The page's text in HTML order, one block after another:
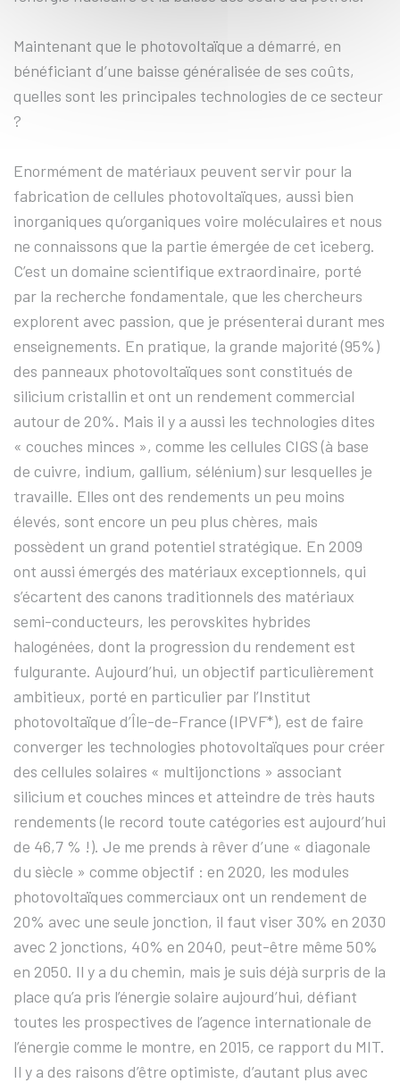
Maintenant que le photovoltaïque a démarré, en
bénéficiant d’une baisse généralisée de ses coûts,
quelles sont les principales technologies de ce secteur
?
Enormément de matériaux peuvent servir pour la
fabrication de cellules photovoltaïques, aussi bien
inorganiques qu’organiques voire moléculaires et nous
ne connaissons que la partie émergée de cet iceberg.
C’est un domaine scientifique extraordinaire, porté
par la recherche fondamentale, que les chercheurs
explorent avec passion, que je présenterai durant mes
enseignements. En pratique, la grande majorité (95%)
des panneaux photovoltaïques sont constitués de
silicium cristallin et ont un rendement commercial
autour de 20%. Mais il y a aussi les technologies dites
« couches minces », comme les cellules CIGS (à base
de cuivre, indium, gallium, sélénium) sur lesquelles je
travaille. Elles ont des rendements un peu moins
élevés, sont encore un peu plus chères, mais
possèdent un grand potentiel stratégique. En 2009
ont aussi émergés des matériaux exceptionnels, qui
s’écartent des canons traditionnels des matériaux
semi-conducteurs, les perovskites hybrides
halogénées, dont la progression du rendement est
fulgurante. Aujourd’hui, un objectif particulièrement
ambitieux, porté en particulier par l’Institut
photovoltaïque d’Île-de-France (IPVF*), est de faire
converger les technologies photovoltaïques pour créer
des cellules solaires « multijonctions » associant
silicium et couches minces et atteindre de très hauts
rendements (le record toute catégories est aujourd’hui
de 46,7 % !). Je me prends à rêver d’une « diagonale
du siècle » comme objectif : en 2020, les modules
photovoltaïques commerciaux ont un rendement de
20% avec une seule jonction, il faut viser 30% en 2030
avec 2 jonctions, 40% en 2040, peut-être même 50%
en 2050. Il y a du chemin, mais je suis déjà surpris de la
place qu’a pris l’énergie solaire aujourd’hui, défiant
toutes les prospectives de l’agence internationale de
l’énergie comme le montre, en 2015, ce rapport du MIT.
Il y a des raisons d’être optimiste, d’autant plus avec